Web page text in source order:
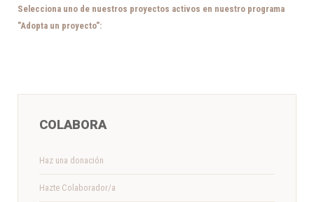
Selecciona uno de nuestros proyectos activos en nuestro programa
"Adopta un proyecto":
COLABORA
Haz una donación
Hazte Colaborador/a